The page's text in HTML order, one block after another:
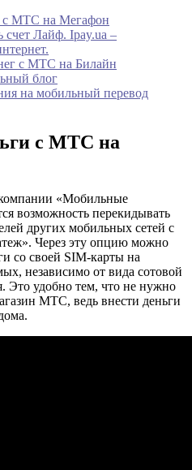
с МТС на Мегафон
Лайф. Ipay.ua –
с МТС на Билайн
блог
на мобильный перевод
с МТС на
«Мобильные
возможность перекидывать
других мобильных сетей с
Через эту опцию можно
со своей SIM-карты на
независимо от вида сотовой
Это удобно тем, что не нужно
МТС, ведь внести деньги